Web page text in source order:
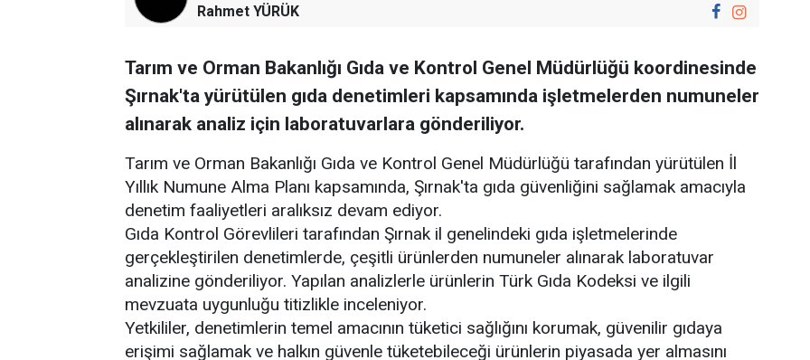
Rahmet YÜRÜK
Tarım ve Orman Bakanlığı Gıda ve Kontrol Genel Müdürlüğü koordinesinde
Şırnak'ta yürütülen gıda denetimleri kapsamında işletmelerden numuneler
alınarak analiz için laboratuvarlara gönderiliyor.
Tarım ve Orman Bakanlığı Gıda ve Kontrol Genel Müdürlüğü tarafından yürütülen İl
Yıllık Numune Alma Planı kapsamında, Şırnak'ta gıda güvenliğini sağlamak amacıyla
denetim faaliyetleri aralıksız devam ediyor.
Gıda Kontrol Görevlileri tarafından Şırnak il genelindeki gıda işletmelerinde
gerçekleştirilen denetimlerde, çeşitli ürünlerden numuneler alınarak laboratuvar
analizine gönderiliyor. Yapılan analizlerle ürünlerin Türk Gıda Kodeksi ve ilgili
mevzuata uygunluğu titizlikle inceleniyor.
Yetkililer, denetimlerin temel amacının tüketici sağlığını korumak, güvenilir gıdaya
erişimi sağlamak ve halkın güvenle tüketebileceği ürünlerin piyasada yer almasını